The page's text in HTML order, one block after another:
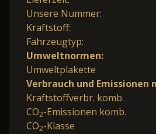
Unsere Nummer:
Kraftstoff:
Fahrzeugtyp:
Umweltnormen:
Umweltplakette
Verbrauch und Emissionen
Kraftstoffverbr. komb.
CO2-Emissionen komb.
CO2-Klasse